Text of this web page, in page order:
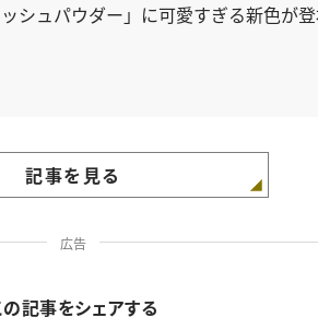
シュパウダー」に可愛すぎる新色が
記事を見る
広告
の記事をシェアする